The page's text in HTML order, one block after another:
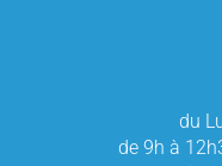
du
de 9h à